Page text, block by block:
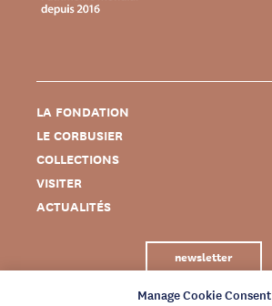
Manage Cookie Consent
LA FONDATION
LE CORBUSIER
COLLECTIONS
VISITER
ACTUALITÉS
newsletter